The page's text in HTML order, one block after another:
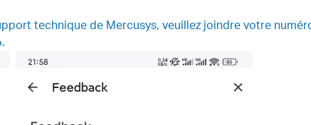
technique de Mercusys, veuillez joindre votre